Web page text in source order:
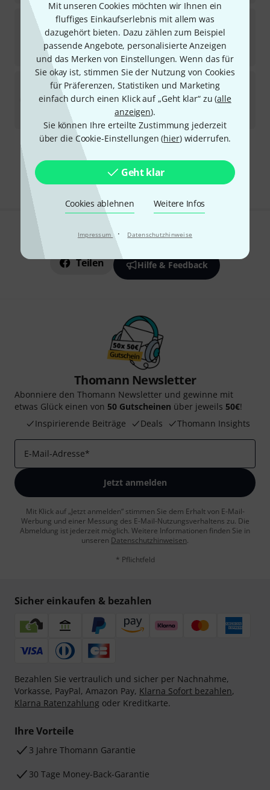
Mit unseren Cookies möchten wir Ihnen ein
fluffiges Einkaufserlebnis mit allem was
dazugehört bieten. Dazu zählen zum Beispiel
passende Angebote, personalisierte Anzeigen
und das Merken von Einstellungen. Wenn das für
Sie okay ist, stimmen Sie der Nutzung von Cookies
für Präferenzen, Statistiken und Marketing
einfach durch einen Klick auf „Geht klar“ zu (alle
anzeigen).
Sie können Ihre erteilte Zustimmung jederzeit
über die Cookie-Einstellungen (hier) widerrufen.
Geht klar
Cookies ablehnen Weitere Infos
Impressum · Datenschutzhinweise
Big Fat Snare DrumNeck Tie
2
Sofort lieferbar
26 €
Big Fat Snare Drum Josh's Snare-Bourine 13"
Sofort lieferbar
Alle Preise inkl. MwSt.
Gefällt Ihnen, was Sie sehen?
Teilen Hilfe & Feedback
Thomann Newsletter
Abonniere den Thomann Newsletter und gewinne mit
etwas Glück einen von 50 Gutscheinen über jeweils 50€!
Inspirierende Beiträge
Deals Thomann Insights
E-Mail-Adresse*
Jetzt anmelden
Mit Klick auf „Jetzt anmelden“ stimmen Sie dem Erhalt von E-Mail-
Werbung und einer Messung des E-Mail-Nutzungsverhaltens zu. Die
Abmeldung ist jederzeit möglich. Weitere Informationen finden Sie in
unseren Datenschutzhinweisen.
* Pflichtfeld
Sicher einkaufen & bezahlen
Bezahlen Sie vertraulich und sicher per Nachnahme,
Vorkasse, PayPal, Amazon Pay, Klarna Sofort bezahlen,
Klarna Ratenzahlung oder Kreditkarte.
Ihre Vorteile
3 Jahre Thomann Garantie
30 Tage Money-Back-Garantie